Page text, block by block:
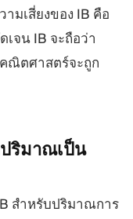
มเสี่ยงของ IB คือ
เจน IB จะถือว่า
คณิตศาสตร์จะถูก
ริมาณเป็น
สำหรับปริมาณการ